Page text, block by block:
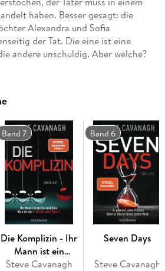
haben. Besser gesagt: die
Alexandra und Sofia
der Tat. Die eine ist eine
andere unschuldig. Aber welche?
nicht nur ehemaliger Bürgermeister
ein Millionenerbe zu verteilen.
die richtige Schwester vor dem
stehen fifty-fifty . . .
Band 7
Die Komplizin - Ihr
Mann ist ein
Serienkiller. Was ist
Steve Cavanagh
Band 6
Seven Days
Steve Cavanagh